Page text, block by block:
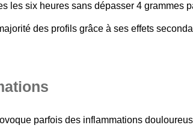
les six heures sans dépasser 4 grammes
des profils grâce à ses effets
parfois des inflammations